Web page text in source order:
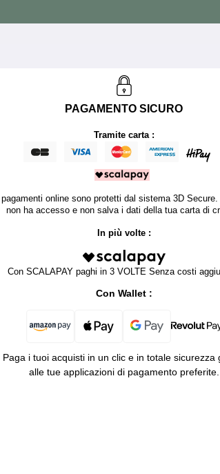
PAGAMENTO SICURO
Tramite carta :
I pagamenti online sono protetti dal sistema 3D
non ha accesso e non salva i dati della tua carta di
In più volte :
Con SCALAPAY paghi in 3 VOLTE Senza costi
Con Wallet :
Paga i tuoi acquisti in un clic e in totale sicurezza
alle tue applicazioni di pagamento preferite.